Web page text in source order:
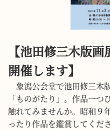
【池田修三木版
開催します】
象潟公会堂で池田修三木
「ものがたり」。作品一
触れてみませんか。昭和９
ったり作品を鑑賞してくだ